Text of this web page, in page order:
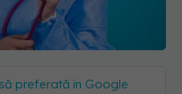
preferată în Google